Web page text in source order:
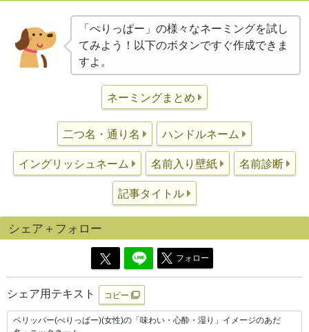
「ぺりっぱー」の様々なネーミングを試し
てみよう！以下のボタンですぐ作成できま
すよ。
ネーミングまとめ
二つ名・通り名 ハンドルネーム
イングリッシュネーム 名前入り壁紙 名前診断
記事タイトル
シェア＋フォロー
フォロー
シェア用テキスト コピー